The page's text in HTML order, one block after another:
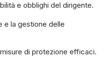
e obblighi del dirigente.
e la gestione delle
di protezione efficaci.